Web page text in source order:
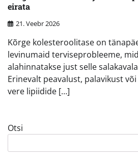
eirata
21. Veebr 2026
Kõrge kolesteroolitase on
levinumaid terviseprobleeme,
alahinnatakse just selle
Erinevalt peavalust, palavikust
vere lipiidide […]
Otsi